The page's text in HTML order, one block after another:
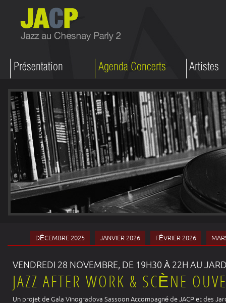
DÉCEMBRE 2025 JANVIER 2026 FÉVRIER 2026
VENDREDI 28 NOVEMBRE, DE 19H30 À 22H AU
JAZZ AFTER WORK & SCÈNE
Un projet de Gala Vinogradova Sassoon Accompagné de JACP et des